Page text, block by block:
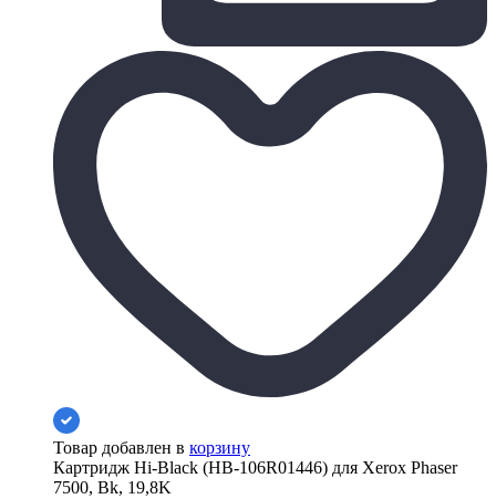
Товар добавлен в корзину
Картридж Hi-Black (HB-106R01446) для Xerox Phaser
7500, Bk, 19,8K